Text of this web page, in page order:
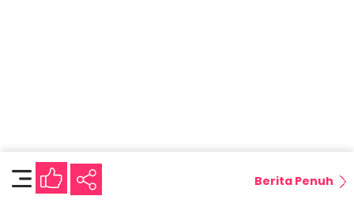
Berita Penuh